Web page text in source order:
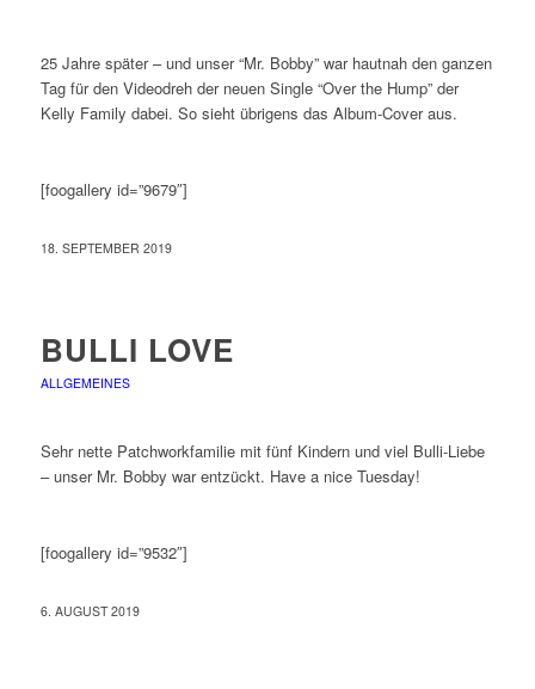
25 Jahre später – und unser “Mr. Bobby” war hautnah den ganzen
Tag für den Videodreh der neuen Single “Over the Hump” der
Kelly Family dabei. So sieht übrigens das Album-Cover aus.
[foogallery id=”9679″]
18. SEPTEMBER 2019
BULLI LOVE
ALLGEMEINES
Sehr nette Patchworkfamilie mit fünf Kindern und viel Bulli-Liebe
– unser Mr. Bobby war entzückt. Have a nice Tuesday!
[foogallery id=”9532″]
6. AUGUST 2019